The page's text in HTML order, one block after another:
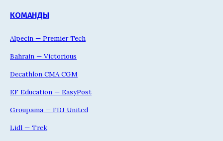
КОМАНДЫ
Alpecin — Premier Tech
Bahrain — Victorious
Decathlon CMA CGM
EF Education — EasyPost
Groupama — FDJ United
Lidl — Trek